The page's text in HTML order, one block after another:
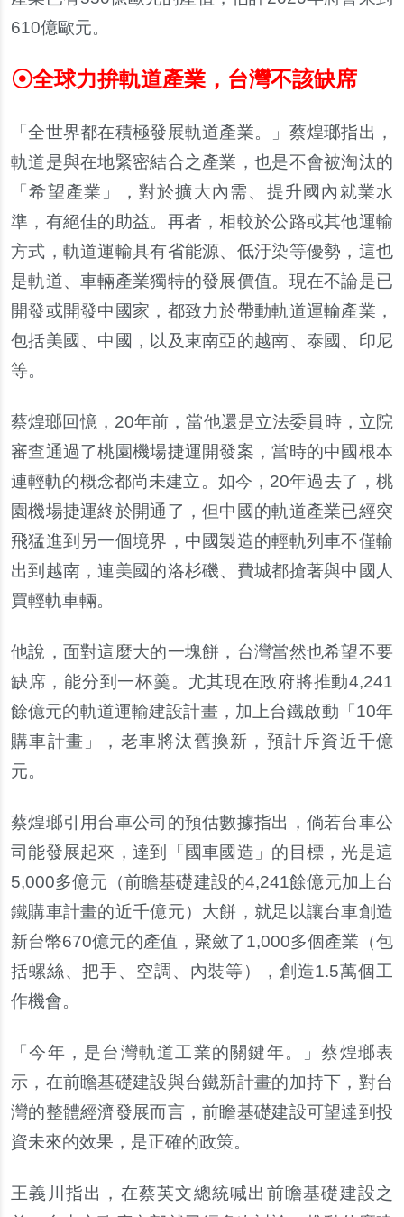
610億歐元。
☉全球力拚軌道產業，台灣不該缺席
「全世界都在積極發展軌道產業。」蔡煌瑯指出，
軌道是與在地緊密結合之產業，也是不會被淘汰的
「希望產業」，對於擴大內需、提升國內就業水
準，有絕佳的助益。再者，相較於公路或其他運輸
方式，軌道運輸具有省能源、低汙染等優勢，這也
是軌道、車輛產業獨特的發展價值。現在不論是已
開發或開發中國家，都致力於帶動軌道運輸產業，
包括美國、中國，以及東南亞的越南、泰國、印尼
等。
蔡煌瑯回憶， 20年前，當他還是立法委員時，立院
審查通過了桃園機場捷運開發案，當時的中國根本
連輕軌的概念都尚未建立。如今， 20年過去了，桃
園機場捷運終於開通了，但中國的軌道產業已經突
飛猛進到另一個境界，中國製造的輕軌列車不僅輸
出到越南，連美國的洛杉磯、費城都搶著與中國人
買輕軌車輛。
他說，面對這麼大的一塊餅，台灣當然也希望不要
缺席，能分到一杯羹。尤其現在政府將推動4,241
餘億元的軌道運輸建設計畫，加上台鐵啟動「10年
購車計畫」，老車將汰舊換新，預計斥資近千億
元。
蔡煌瑯引用台車公司的預估數據指出，倘若台車公
司能發展起來，達到「國車國造」的目標，光是這
5,000多億元（前瞻基礎建設的4,241餘億元加上台
鐵購車計畫的近千億元）大餅，就足以讓台車創造
新台幣670億元的產值，聚斂了1,000多個產業（包
括螺絲、把手、空調、內裝等），創造1.5萬個工
作機會。
「今年，是台灣軌道工業的關鍵年。」蔡煌瑯表
示，在前瞻基礎建設與台鐵新計畫的加持下，對台
灣的整體經濟發展而言，前瞻基礎建設可望達到投
資未來的效果，是正確的政策。
王義川指出，在蔡英文總統喊出前瞻基礎建設之